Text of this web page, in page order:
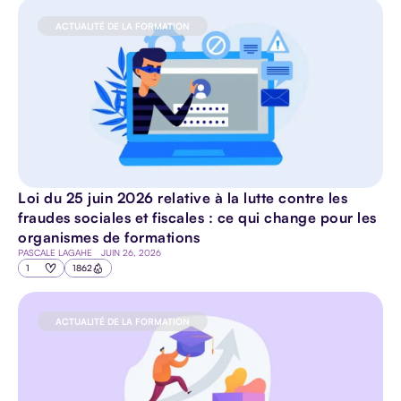
Loi du 25 juin 2026 relative à la lutte contre les
fraudes sociales et fiscales : ce qui change pour les
organismes de formations
PASCALE LAGAHE JUIN 26, 2026
ACTUALITÉ DE LA FORMATION
1 1862
ACTUALITÉ DE LA FORMATION